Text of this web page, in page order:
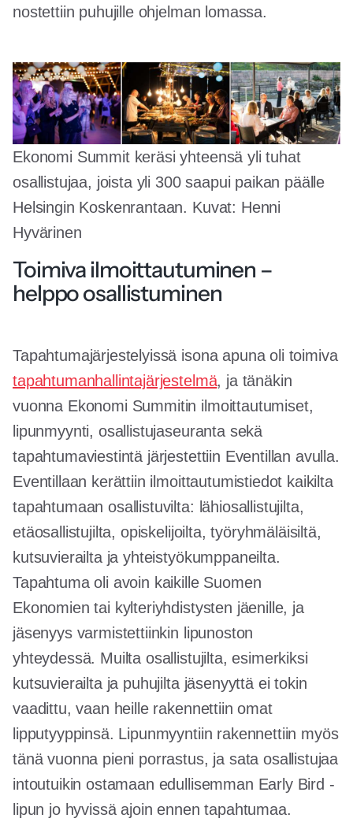
nostettiin puhujille ohjelman lomassa.
Ekonomi Summit keräsi yhteensä yli tuhat
osallistujaa, joista yli 300 saapui paikan päälle
Helsingin Koskenrantaan. Kuvat: Henni
Hyvärinen
Toimiva ilmoittautuminen –
helppo osallistuminen
Tapahtumajärjestelyissä isona apuna oli toimiva
tapahtumanhallintajärjestelmä, ja tänäkin
vuonna Ekonomi Summitin ilmoittautumiset,
lipunmyynti, osallistujaseuranta sekä
tapahtumaviestintä järjestettiin Eventillan avulla.
Eventillaan kerättiin ilmoittautumistiedot kaikilta
tapahtumaan osallistuvilta: lähiosallistujilta,
etäosallistujilta, opiskelijoilta, työryhmäläisiltä,
kutsuvierailta ja yhteistyökumppaneilta.
Tapahtuma oli avoin kaikille Suomen
Ekonomien tai kylteriyhdistysten jäenille, ja
jäsenyys varmistettiinkin lipunoston
yhteydessä. Muilta osallistujilta, esimerkiksi
kutsuvierailta ja puhujilta jäsenyyttä ei tokin
vaadittu, vaan heille rakennettiin omat
lipputyyppinsä. Lipunmyyntiin rakennettiin myös
tänä vuonna pieni porrastus, ja sata osallistujaa
intoutuikin ostamaan edullisemman Early Bird -
lipun jo hyvissä ajoin ennen tapahtumaa.